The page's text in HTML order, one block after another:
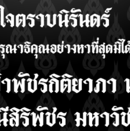
การอบรมเชิงปฏิบัติ
การสำหรับเจ้าหน้าที่